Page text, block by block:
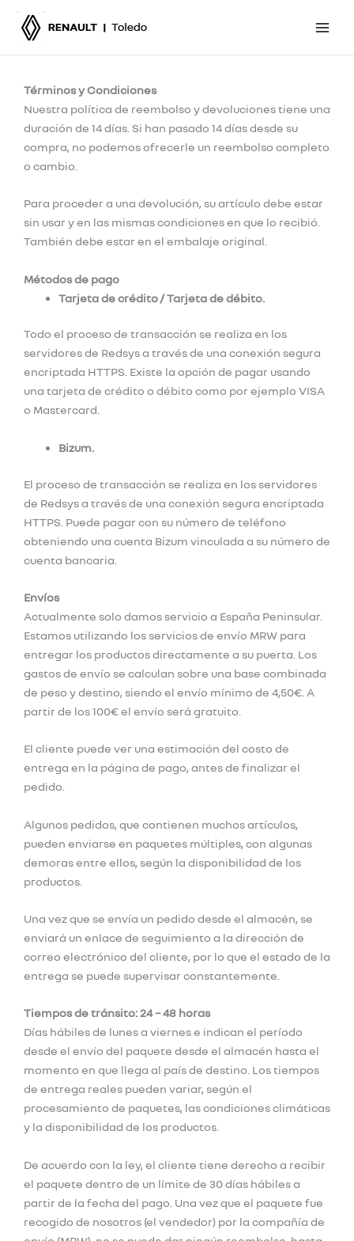
Términos y Condiciones
Nuestra política de reembolso y devoluciones tiene una
duración de 14 días. Si han pasado 14 días desde su
compra, no podemos ofrecerle un reembolso completo
o cambio.
Para proceder a una devolución, su artículo debe estar
sin usar y en las mismas condiciones en que lo recibió.
También debe estar en el embalaje original.
Métodos de pago
Tarjeta de crédito / Tarjeta de débito.
Todo el proceso de transacción se realiza en los
servidores de Redsys a través de una conexión segura
encriptada HTTPS. Existe la opción de pagar usando
una tarjeta de crédito o débito como por ejemplo VISA
o Mastercard.
Bizum.
El proceso de transacción se realiza en los servidores
de Redsys a través de una conexión segura encriptada
HTTPS. Puede pagar con su número de teléfono
obteniendo una cuenta Bizum vinculada a su número de
cuenta bancaria.
Envíos
Actualmente solo damos servicio a España Peninsular.
Estamos utilizando los servicios de envío MRW para
entregar los productos directamente a su puerta. Los
gastos de envío se calculan sobre una base combinada
de peso y destino, siendo el envío mínimo de 4,50€. A
partir de los 100€ el envío será gratuito.
El cliente puede ver una estimación del costo de
entrega en la página de pago, antes de finalizar el
pedido.
Algunos pedidos, que contienen muchos artículos,
pueden enviarse en paquetes múltiples, con algunas
demoras entre ellos, según la disponibilidad de los
productos.
Una vez que se envía un pedido desde el almacén, se
enviará un enlace de seguimiento a la dirección de
correo electrónico del cliente, por lo que el estado de la
entrega se puede supervisar constantemente.
Tiempos de tránsito:24 – 48 horas
Días hábiles de lunes a viernes e indican el período
desde el envío del paquete desde el almacén hasta el
momento en que llega al país de destino. Los tiempos
de entrega reales pueden variar, según el
procesamiento de paquetes, las condiciones climáticas
y la disponibilidad de los productos.
De acuerdo con la ley, el cliente tiene derecho a recibir
el paquete dentro de un límite de 30 días hábiles a
partir de la fecha del pago. Una vez que el paquete fue
recogido de nosotros (el vendedor) por la compañía de